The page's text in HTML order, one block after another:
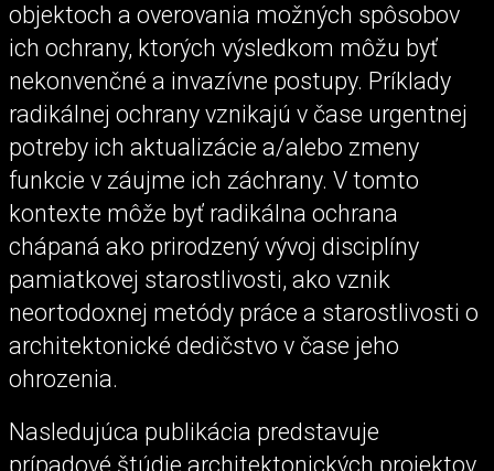
objektoch a overovania možných spôsobov
ich ochrany, ktorých výsledkom môžu byť
nekonvenčné a invazívne postupy. Príklady
radikálnej ochrany vznikajú v čase urgentnej
potreby ich aktualizácie a/alebo zmeny
funkcie v záujme ich záchrany. V tomto
kontexte môže byť radikálna ochrana
chápaná ako prirodzený vývoj disciplíny
pamiatkovej starostlivosti, ako vznik
neortodoxnej metódy práce a starostlivosti o
architektonické dedičstvo v čase jeho
ohrozenia.
Nasledujúca publikácia predstavuje
prípadové štúdie architektonických projektov,